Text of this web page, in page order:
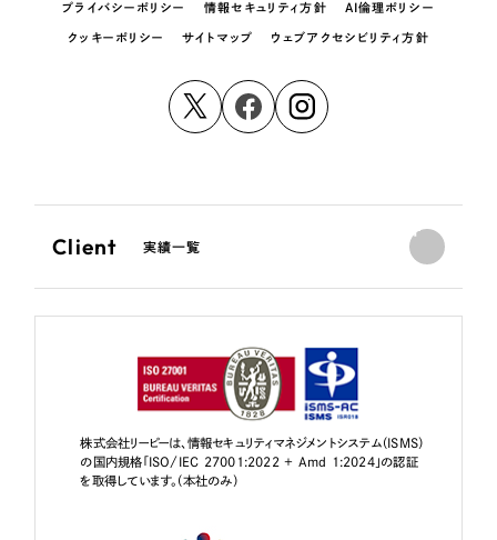
プライバシーポリシー 情報セキュリティ方針 AI倫理ポリシー
クッキーポリシー サイトマップ ウェブアクセシビリティ方針
Client 実績一覧
株式会社リーピーは、情報セキュリティマネジメントシステム（ISMS）
の国内規格「ISO/IEC 27001:2022 + Amd 1:2024」の認証
を取得しています。（本社のみ）